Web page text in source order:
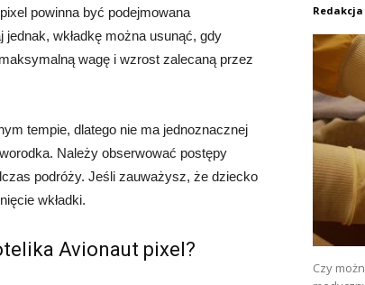
powinna być podejmowana
wkładkę można usunąć, gdy
wagę i wzrost zalecaną przez
tempie, dlatego nie ma jednoznacznej
Należy obserwować postępy
podróży. Jeśli zauważysz, że dziecko
wkładki.
Avionaut pixel?
Redakcja
Czy